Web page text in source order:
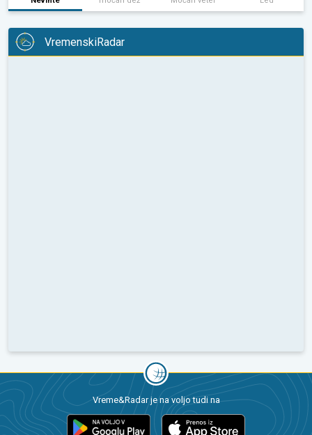
VremenskiRadar
Vreme&Radar je na voljo tudi na